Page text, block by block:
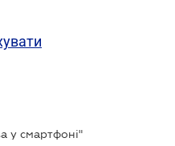
у смартфоні"